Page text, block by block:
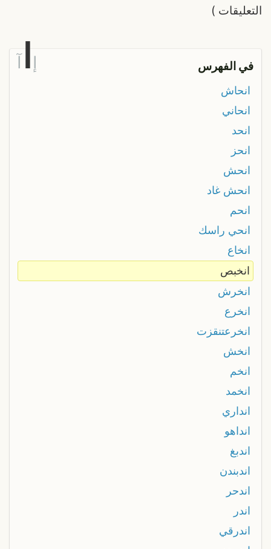
التعليقات )
في الفهرس إ آ
انحاش
انحاني
انحد
انحز
انحش
انحش غاد
انحم
انحي راسك
انخاع
انخبص
انخرش
انخرع
انخرعتنقزت
انخش
انخم
انخمد
انداري
انداهو
اندبغ
اندبندن
اندحر
اندر
اندرقي